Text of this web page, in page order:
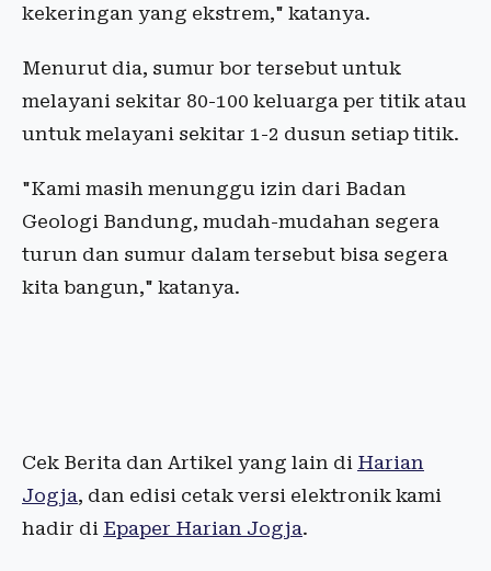
kekeringan yang ekstrem," katanya.
Menurut dia, sumur bor tersebut untuk
melayani sekitar 80-100 keluarga per titik atau
untuk melayani sekitar 1-2 dusun setiap titik.
"Kami masih menunggu izin dari Badan
Geologi Bandung, mudah-mudahan segera
turun dan sumur dalam tersebut bisa segera
kita bangun," katanya.
Cek Berita dan Artikel yang lain di Harian
Jogja, dan edisi cetak versi elektronik kami
hadir di Epaper Harian Jogja.